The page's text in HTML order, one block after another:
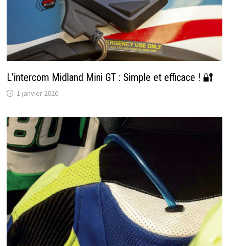
L’intercom Midland Mini GT : Simple et efficace ! 🔐
1 janvier 2020